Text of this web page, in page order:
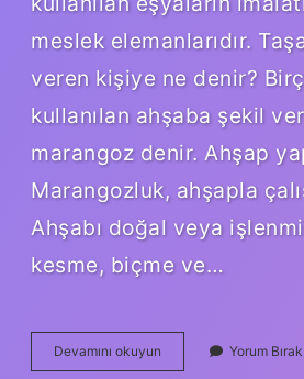
meslek elemanlarıdır.
veren kişiye ne denir?
kullanılan ahşaba şekil
marangoz denir. Ahşap
Marangozluk, ahşapla
Ahşabı doğal veya
kesme, biçme ve…
Devamını okuyun
Yapan
Yorum Bırak